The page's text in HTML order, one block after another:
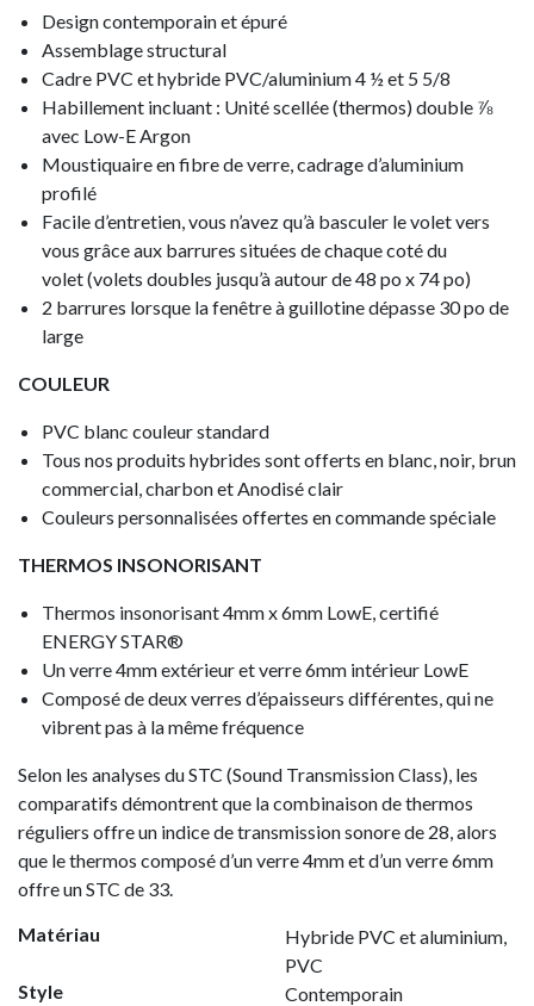
Design contemporain et épuré
Assemblage structural
Cadre PVC et hybride PVC/aluminium 4 ½ et 5 5/8
Habillement incluant : Unité scellée (thermos) double ⅞
avec Low-E Argon
Moustiquaire en fibre de verre, cadrage d’aluminium
profilé
Facile d’entretien, vous n’avez qu’à basculer le volet vers
vous grâce aux barrures situées de chaque coté du
volet (volets doubles jusqu’à autour de 48 po x 74 po)
2 barrures lorsque la fenêtre à guillotine dépasse 30 po de
large
COULEUR
PVC blanc couleur standard
Tous nos produits hybrides sont offerts en blanc, noir, brun
commercial, charbon et Anodisé clair
Couleurs personnalisées offertes en commande spéciale
THERMOS INSONORISANT
Thermos insonorisant 4mm x 6mm LowE, certifié
ENERGY STAR®
Un verre 4mm extérieur et verre 6mm intérieur LowE
Composé de deux verres d’épaisseurs différentes, qui ne
vibrent pas à la même fréquence
Selon les analyses du STC (Sound Transmission Class), les
comparatifs démontrent que la combinaison de thermos
réguliers offre un indice de transmission sonore de 28, alors
que le thermos composé d’un verre 4mm et d’un verre 6mm
offre un STC de 33.
Matériau
Hybride PVC et aluminium,
PVC
Style
Contemporain